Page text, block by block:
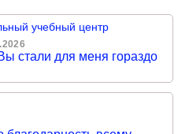
учебный центр
стали для меня гораздо